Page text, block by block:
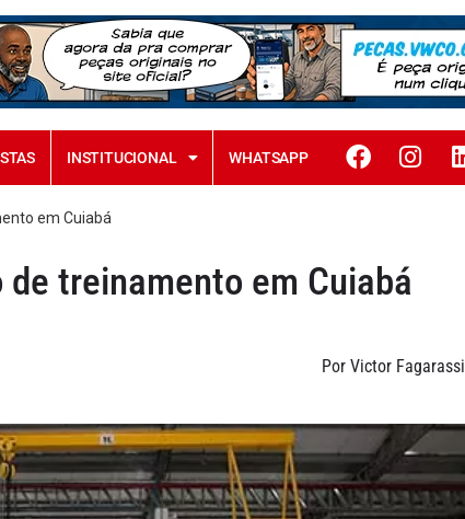
INSTITUCIONAL WHATSAPP
em Cuiabá
treinamento em Cuiabá
Por Victor Fagarassi